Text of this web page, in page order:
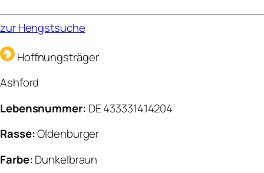
zur Hengstsuche
Hoffnungsträger
Ashford
Lebensnummer: DE 433331414204
Rasse:Oldenburger
Farbe:Dunkelbraun